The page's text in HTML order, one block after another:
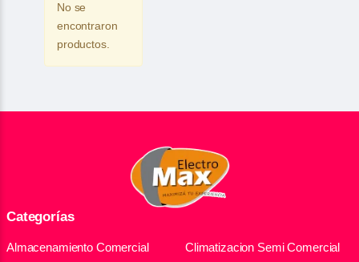
No se
encontraron
productos.
Categorías
Almacenamiento Comercial
Climatizacion Semi Comercial